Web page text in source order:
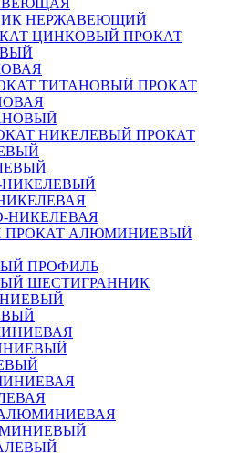
НЕРЖАВЕЮЩИЙ
ЦИНКОВЫЙ ПРОКАТ
ТИТАНОВЫЙ ПРОКАТ
НИКЕЛЕВЫЙ ПРОКАТ
НИКЕЛЕВАЯ
АЛЮМИНИЕВЫЙ
ПРОФИЛЬ
ШЕСТИГРАННИК